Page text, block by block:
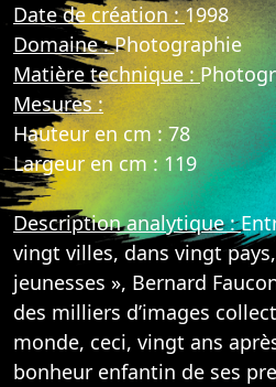
Date de création :1998
Domaine :Photographie
Matière technique :
Mesures :
Hauteur en cm : 78
Largeur en cm : 119
Description analytique :
vingt villes, dans vingt
jeunesses », Bernard
des milliers d’images
monde, ceci, vingt ans
bonheur enfantin de ses